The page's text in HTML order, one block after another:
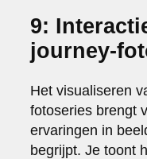
9:
journey-
Het visualiseren
fotoseries brengt
ervaringen in
begrijpt. Je toont